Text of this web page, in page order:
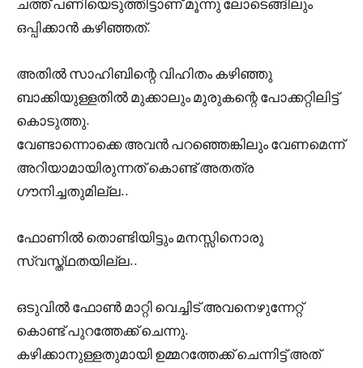
ചത്ത്‌ പണിയെടുത്തിട്ടാണ് മൂന്നു ലോടെങ്ങിലും
ഒപ്പിക്കാൻ കഴിഞ്ഞത്.
അതിൽ സാഹിബിന്റെ വിഹിതം കഴിഞ്ഞു
ബാക്കിയുള്ളതിൽ മുക്കാലും മുരുകന്റെ പോക്കറ്റിലിട്ട്
കൊടുത്തു.
വേണ്ടാന്നൊക്കെ അവൻ പറഞ്ഞെങ്കിലും വേണമെന്ന്
അറിയാമായിരുന്നത് കൊണ്ട് അതത്ര
ഗൗനിച്ചതുമില്ല..
ഫോണിൽ തൊണ്ടിയിട്ടും മനസ്സിനൊരു
സ്വസ്ത്ഥതയില്ല..
ഒടുവിൽ ഫോൺ മാറ്റി വെച്ചിട് അവനെഴുന്നേറ്റ്
കൊണ്ട് പുറത്തേക്ക് ചെന്നു.
കഴിക്കാനുള്ളതുമായി ഉമ്മറത്തേക്ക് ചെന്നിട്ട് അത്